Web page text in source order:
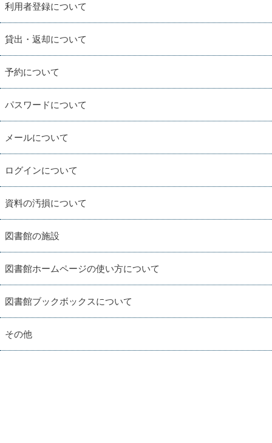
利用者登録について
貸出・返却について
予約について
パスワードについて
メールについて
ログインについて
資料の汚損について
図書館の施設
図書館ホームページの使い方について
図書館ブックボックスについて
その他